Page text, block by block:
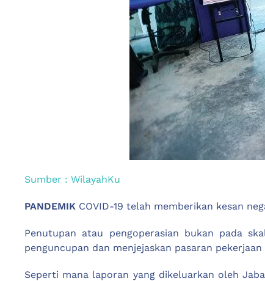
Sumber : WilayahKu
PANDEMIK COVID-19 telah memberikan kesan
Penutupan atau pengoperasian bukan pada
penguncupan dan menjejaskan pasaran pekerjaan
Seperti mana laporan yang dikeluarkan oleh